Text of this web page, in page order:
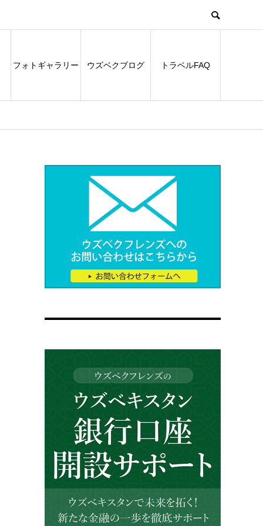
フォトギャラリー ウズベクブログ トラベルFAQ